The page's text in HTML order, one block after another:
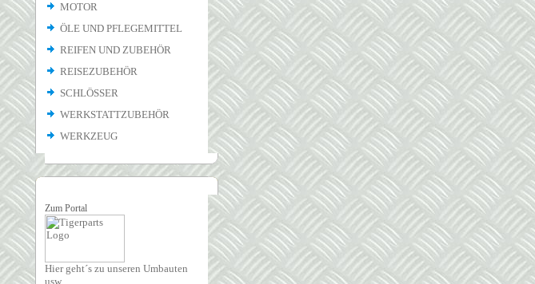
MOTOR
ÖLE UND PFLEGEMITTEL
REIFEN UND ZUBEHÖR
REISEZUBEHÖR
SCHLÖSSER
WERKSTATTZUBEHÖR
WERKZEUG
Zum Portal
Hier geht´s zu unseren Umbauten
usw.